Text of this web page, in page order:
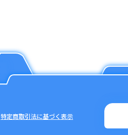
特定商取引法に基づく表示